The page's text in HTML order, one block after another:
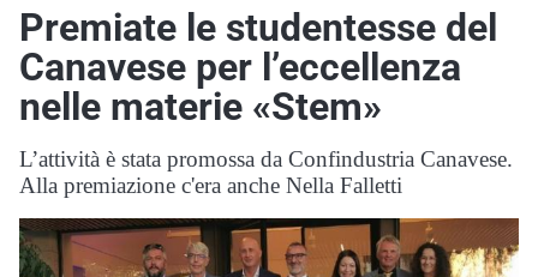
Premiate le studentesse del
Canavese per l’eccellenza
nelle materie «Stem»
L’attività è stata promossa da Confindustria Canavese.
Alla premiazione c'era anche Nella Falletti